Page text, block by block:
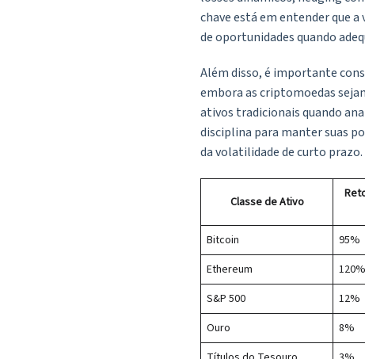
chave está em entender que
de oportunidades quando
Além disso, é importante
embora as criptomoedas
ativos tradicionais quando
disciplina para manter suas
da volatilidade de curto prazo.
Classe de Ativo
Bitcoin 95%
Ethereum
120%
S&P 500
12%
Ouro
8%